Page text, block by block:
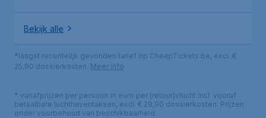
Bekijk alle
*laagst recentelijk gevonden tarief op CheapTickets.be, excl. €
25,90 dossierkosten. Meer info
* vanafprijzen per persoon in euro per (retour)vlucht incl. vooraf
betaalbare luchthaventaksen, excl. € 29,90 dossierkosten. Prijzen
onder voorbehoud van beschikbaarheid.